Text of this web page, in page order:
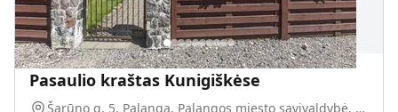
Pasaulio kraštas Kunigiškėse
Šarūno g. 5, Palanga, Palangos miesto savivaldybė, Lietuva